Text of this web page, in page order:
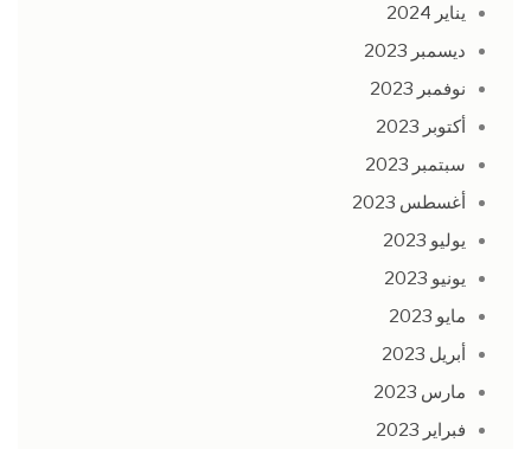
يناير 2024
ديسمبر 2023
نوفمبر 2023
أكتوبر 2023
سبتمبر 2023
أغسطس 2023
يوليو 2023
يونيو 2023
مايو 2023
أبريل 2023
مارس 2023
فبراير 2023